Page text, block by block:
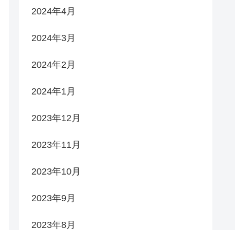
2024年4月
2024年3月
2024年2月
2024年1月
2023年12月
2023年11月
2023年10月
2023年9月
2023年8月